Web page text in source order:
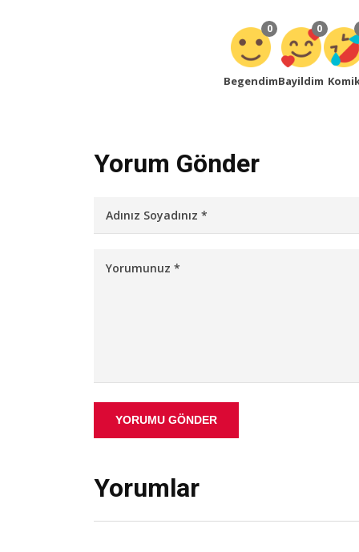
0
Begendim
0
Bayildim
Yorum Gönder
YORUMU GÖNDER
Yorumlar